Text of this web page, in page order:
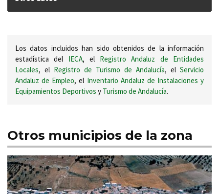
Los datos incluidos han sido obtenidos de la información
estadística del IECA, el Registro Andaluz de Entidades
Locales, el Registro de Turismo de Andalucía, el Servicio
Andaluz de Empleo, el Inventario Andaluz de Instalaciones y
Equipamientos Deportivos y Turismo de Andalucía.
Otros municipios de la zona